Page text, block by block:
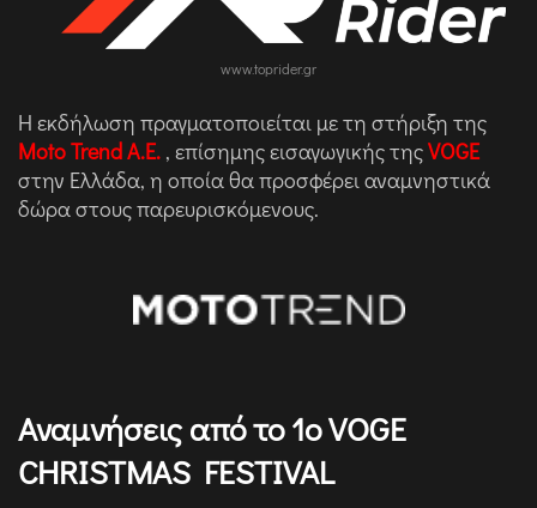
www.toprider.gr
Η εκδήλωση πραγματοποιείται με τη στήριξη της
Moto Trend A.E. , επίσημης εισαγωγικής τηςVOGE
στην Ελλάδα, η οποία θα προσφέρει αναμνηστικά
δώρα στους παρευρισκόμενους.
Αναμνήσεις από το 1ο VOGE
CHRISTMAS FESTIVAL